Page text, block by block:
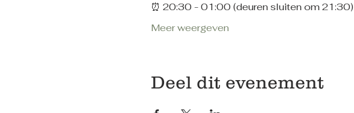
⏰ 20:30 - 01:00 (deuren sluiten om 21:30)
Meer weergeven
Deel dit evenement